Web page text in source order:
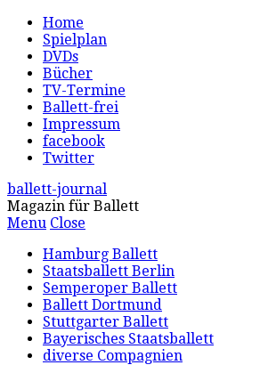
Home
Spielplan
DVDs
Bücher
TV-Termine
Ballett-frei
Impressum
facebook
Twitter
ballett-journal
Magazin für Ballett
Menu Close
Hamburg Ballett
Staatsballett Berlin
Semperoper Ballett
Ballett Dortmund
Stuttgarter Ballett
Bayerisches Staatsballett
diverse Compagnien